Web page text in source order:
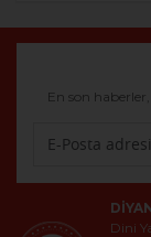
En son
Dini